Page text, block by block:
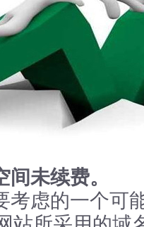
未续费。
考虑的一个可